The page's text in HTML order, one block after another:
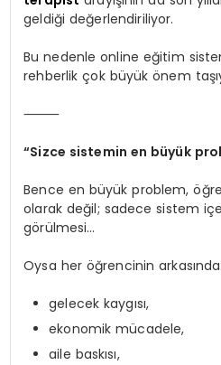
geldiği değerlendiriliyor.
Bu nedenle online eğitim
rehberlik çok büyük önem
⸻
“Sizce sistemin en büyük
Bence en büyük problem,
olarak değil; sadece sistem
görülmesi…
Oysa her öğrencinin arkasında:
gelecek kaygısı,
ekonomik mücadele,
aile baskısı,